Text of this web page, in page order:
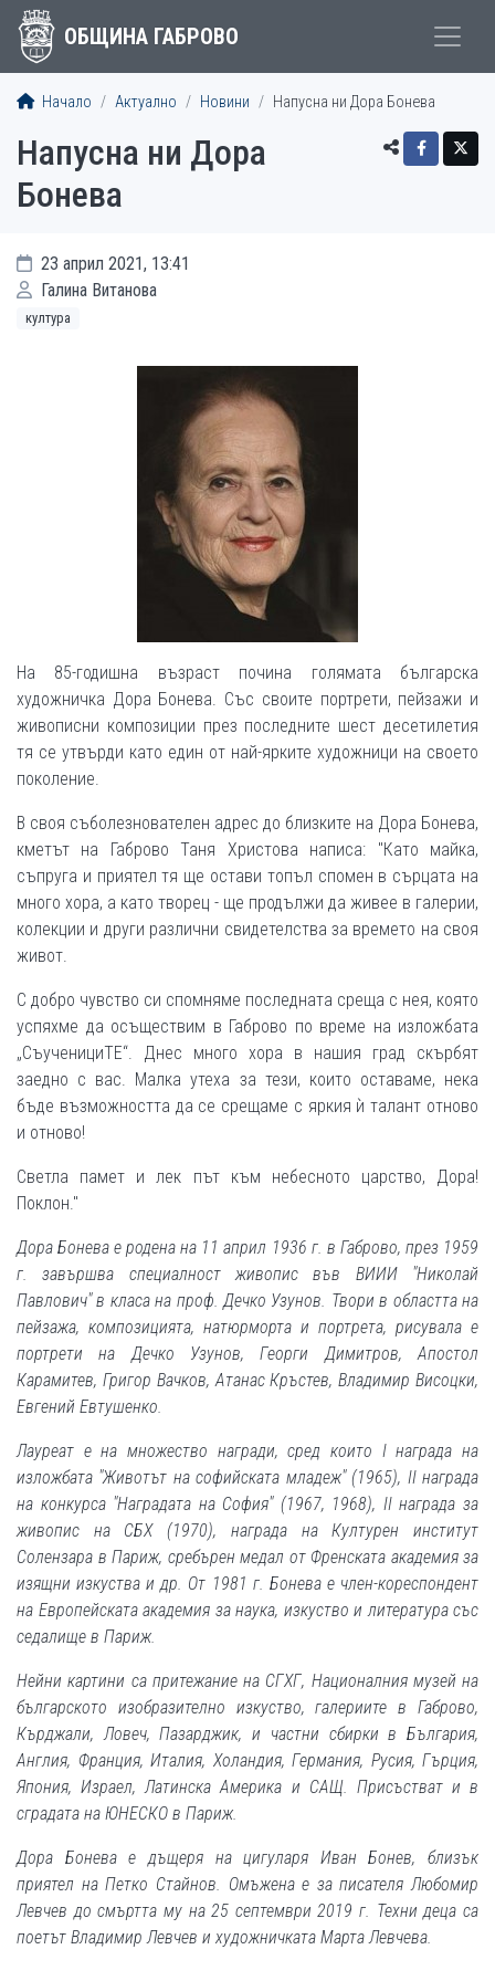
ОБЩИНА ГАБРОВО
Начало Актуално Новини Напусна ни Дора Бонева
Напусна ни Дора
Бонева
23 април 2021, 13:41
Галина Витанова
култура
На 85-годишна възраст почина голямата българска
художничка Дора Бонева. Със своите портрети, пейзажи и
живописни композиции през последните шест десетилетия
тя се утвърди като един от най-ярките художници на своето
поколение.
В своя съболезнователен адрес до близките на Дора Бонева,
кметът на Габрово Таня Христова написа: "Като майка,
съпруга и приятел тя ще остави топъл спомен в сърцата на
много хора, а като творец - ще продължи да живее в галерии,
колекции и други различни свидетелства за времето на своя
живот.
С добро чувство си спомняме последната среща с нея, която
успяхме да осъществим в Габрово по време на изложбата
„СъученициТЕ“. Днес много хора в нашия град скърбят
заедно с вас. Малка утеха за тези, които оставаме, нека
бъде възможността да се срещаме с яркия ѝ талант отново
и отново!
Светла памет и лек път към небесното царство, Дора!
Поклон."
Дора Бонева е родена на 11 април 1936 г. в Габрово, през 1959
г. завършва специалност живопис във ВИИИ "Николай
Павлович" в класа на проф. Дечко Узунов. Твори в областта на
пейзажа, композицията, натюрморта и портрета, рисувала е
портрети на Дечко Узунов, Георги Димитров, Апостол
Карамитев, Григор Вачков, Атанас Кръстев, Владимир Висоцки,
Евгений Евтушенко.
Лауреат е на множество награди, сред които I награда на
изложбата "Животът на софийската младеж" (1965), II награда
на конкурса "Наградата на София" (1967, 1968), II награда за
живопис на СБХ (1970), награда на Културен институт
Солензара в Париж, сребърен медал от Френската академия за
изящни изкуства и др. От 1981 г. Бонева е член-кореспондент
на Европейската академия за наука, изкуство и литература със
седалище в Париж.
Нейни картини са притежание на СГХГ, Националния музей на
българското изобразително изкуство, галериите в Габрово,
Кърджали, Ловеч, Пазарджик, и частни сбирки в България,
Англия, Франция, Италия, Холандия, Германия, Русия, Гърция,
Япония, Израел, Латинска Америка и САЩ. Присъстват и в
сградата на ЮНЕСКО в Париж.
Дора Бонева е дъщеря на цигуларя Иван Бонев, близък
приятел на Петко Стайнов. Омъжена е за писателя Любомир
Левчев до смъртта му на 25 септември 2019 г. Техни деца са
поетът Владимир Левчев и художничката Марта Левчева.